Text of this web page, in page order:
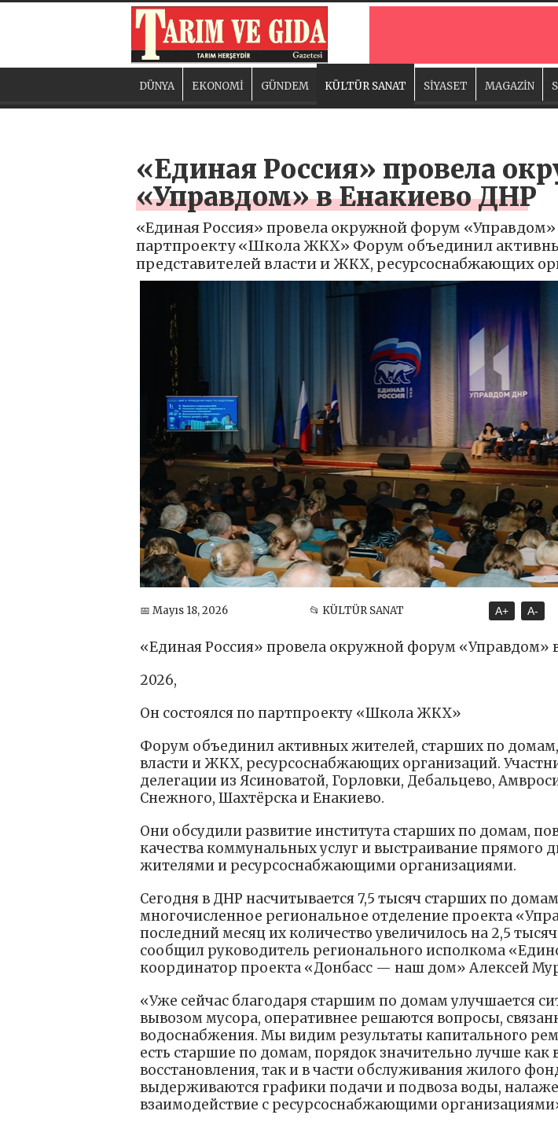
DÜNYA EKONOMİ GÜNDEM KÜLTÜR SANAT SİYASET MAGAZİN
«Единая Россия» провела
«Управдом» в Енакиево ДНР
«Единая Россия» провела окружной форум «Управдом»
партпроекту «Школа ЖКХ» Форум объединил
представителей власти и ЖКХ, ресурсоснабжающих
📅 Mayıs 18, 2026 📂 KÜLTÜR SANAT A+ A-
«Единая Россия» провела окружной форум «Управдом»
2026,
Он состоялся по партпроекту «Школа ЖКХ»
Форум объединил активных жителей, старших по
власти и ЖКХ, ресурсоснабжающих организаций.
делегации из Ясиноватой, Горловки, Дебальцево,
Снежного, Шахтёрска и Енакиево.
Они обсудили развитие института старших по домам,
качества коммунальных услуг и выстраивание прямого
жителями и ресурсоснабжающими организациями.
Сегодня в ДНР насчитывается 7,5 тысяч старших по
многочисленное региональное отделение проекта
последний месяц их количество увеличилось на 2,5
сообщил руководитель регионального исполкома
координатор проекта «Донбасс — наш дом» Алексей
«Уже сейчас благодаря старшим по домам улучшается
вывозом мусора, оперативнее решаются вопросы,
водоснабжения. Мы видим результаты капитального
есть старшие по домам, порядок значительно лучше как
восстановления, так и в части обслуживания жилого
выдерживаются графики подачи и подвоза воды,
взаимодействие с ресурсоснабжающими